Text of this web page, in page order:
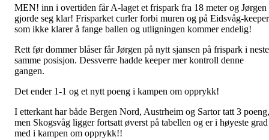
MEN! inn i overtiden får A-laget et frispark fra 18 meter og Jørgen
gjorde seg klar! Frisparket curler forbi muren og på Eidsvåg-keeper
som ikke klarer å fange ballen og utligningen kommer endelig!
Rett før dommer blåser får Jørgen på nytt sjansen på frispark i
samme posisjon. Dessverre hadde keeper mer kontroll denne
gangen.
Det ender 1-1 og et nytt poeng i kampen om opprykk!
I etterkant har både Bergen Nord, Austrheim og Sartor tatt 3 poeng,
men Skogsvåg ligger fortsatt øverst på tabellen og er i høyeste grad
med i kampen om opprykk!!